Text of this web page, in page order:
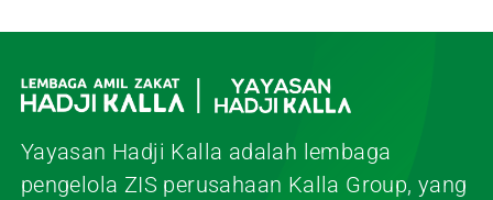
Yayasan Hadji Kalla adalah lembaga
pengelola ZIS perusahaan Kalla Group, yang